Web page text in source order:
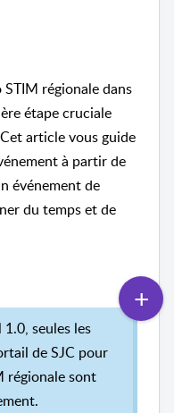
régionale dans
étape cruciale
article vous guide
à partir de
événement de
du temps et de
seules les
de SJC pour
régionale sont